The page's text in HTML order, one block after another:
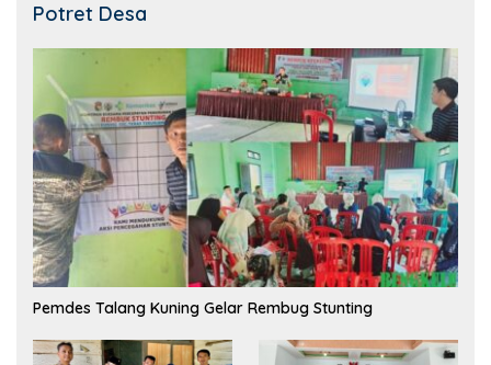
Potret Desa
Pemdes Talang Kuning Gelar Rembug Stunting